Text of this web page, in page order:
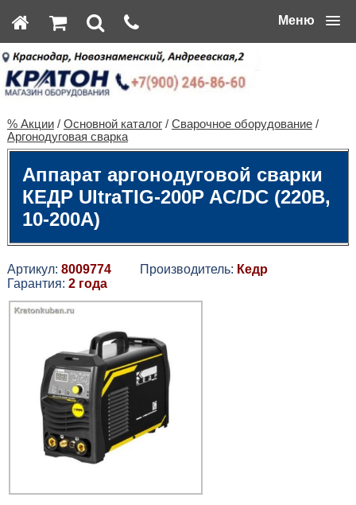
Меню
% Акции/ Основной каталог/ Сварочное оборудование/
Аргонодуговая сварка
Аппарат аргонодуговой сварки
КЕДР UltraTIG-200P AC/DC (220В,
10-200А)
Артикул: 8009774Производитель: Кедр
Гарантия: 2 года